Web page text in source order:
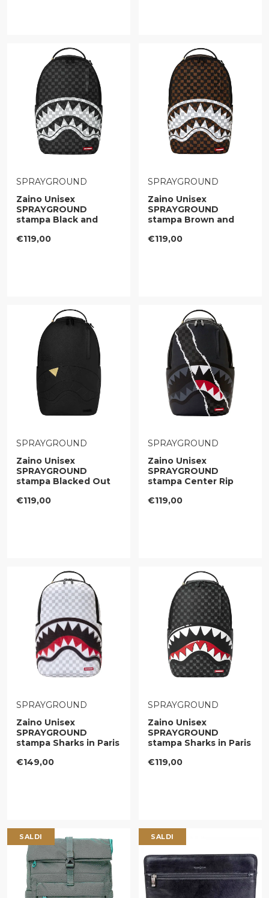
VENDITORE:
SPRAYGROUND
Zaino Unisex
SPRAYGROUND
stampa Black and
Prezzo regolare
€119,00
VENDITORE:
SPRAYGROUND
Zaino Unisex
SPRAYGROUND
stampa Brown and
Shark
Prezzo regolare
€119,00
VENDITORE:
SPRAYGROUND
Zaino Unisex
SPRAYGROUND
stampa Blacked Out
Prezzo regolare
€119,00
VENDITORE:
SPRAYGROUND
Zaino Unisex
SPRAYGROUND
stampa Center Rip
Prezzo regolare
€119,00
VENDITORE:
SPRAYGROUND
Zaino Unisex
SPRAYGROUND
stampa Sharks in Paris
Prezzo regolare
€149,00
VENDITORE:
SPRAYGROUND
Zaino Unisex
SPRAYGROUND
stampa Sharks in Paris
Check
Prezzo regolare
€119,00
SALDI SALDI